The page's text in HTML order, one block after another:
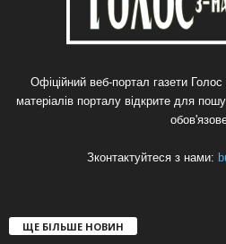
Офіційний веб-портал газети
матеріалів порталу відкрите для
Зконтактуйтеся з нами:
ЩЕ БІЛЬШЕ НОВИН